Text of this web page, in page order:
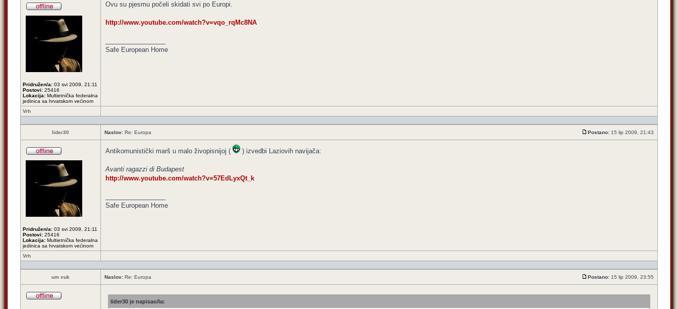
Pridružen/a: 03 svi 2009, 21:11
Postovi: 25416
Lokacija: Multietnička federalna
jedinica sa hrvatskom većinom
Ovu su pjesmu počeli skidati svi po Europi.
http://www.youtube.com/watch?v=vqo_rqMc8NA
Safe European Home
Vrh
lider30 Naslov: Re: Europa Postano: 15 lip 2009, 21:43
Pridružen/a: 03 svi 2009, 21:11
Postovi: 25416
Lokacija: Multietnička federalna
jedinica sa hrvatskom većinom
Antikomunistički marš u malo živopisnijoj ( ) izvedbi Laziovih navijača:
Avanti ragazzi di Budapest
http://www.youtube.com/watch?v=57EdLyxQt_k
Safe European Home
Vrh
um vuk Naslov: Re: Europa Postano: 15 lip 2009, 23:55
lider30 je napisao/la: